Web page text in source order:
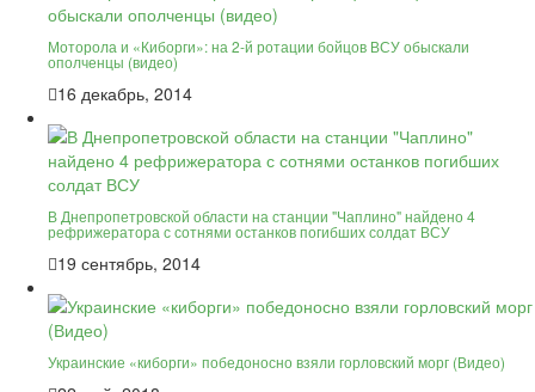
Моторола и «Киборги»: на 2-й ротации бойцов ВСУ обыскали
ополченцы (видео)
16 декабрь, 2014
В Днепропетровской области на станции "Чаплино" найдено 4
рефрижератора с сотнями останков погибших солдат ВСУ
19 сентябрь, 2014
Украинские «киборги» победоносно взяли горловский морг (Видео)